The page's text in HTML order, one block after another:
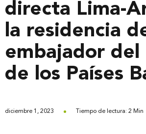
directa Lima-
la residencia
embajador del
de los Países
diciembre 1, 2023 Tiempo de lectura: 2 Min